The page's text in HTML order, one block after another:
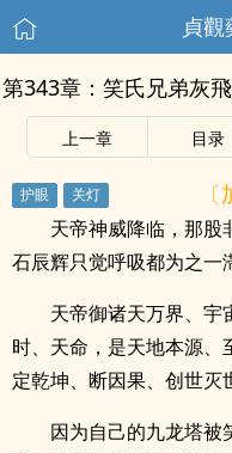
貞
第343章：笑氏兄弟灰
上一章 目录
天帝神威降临，那股
石辰辉只觉呼吸都为之一
天帝御诸天万界、宇
时、天命，是天地本源
定乾坤、断因果、创世灭
因为自己的九龙塔被